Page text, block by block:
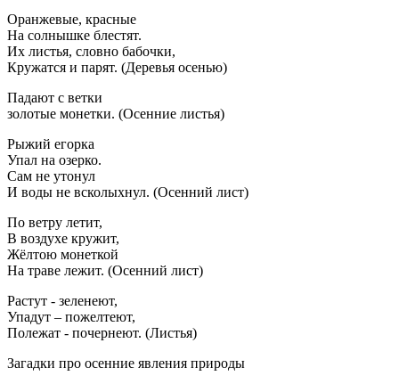
Оранжевые, красные
На солнышке блестят.
Их листья, словно бабочки,
Кружатся и парят. (Деревья осенью)
Падают с ветки
золотые монетки. (Осенние листья)
Рыжий егорка
Упал на озерко.
Сам не утонул
И воды не всколыхнул. (Осенний лист)
По ветру летит,
В воздухе кружит,
Жёлтою монеткой
На траве лежит. (Осенний лист)
Растут - зеленеют,
Упадут – пожелтеют,
Полежат - почернеют. (Листья)
Загадки про осенние явления природы